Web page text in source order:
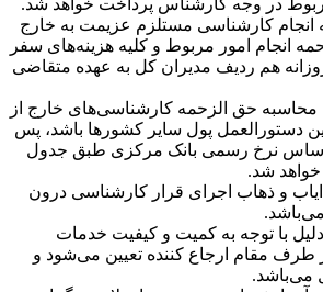
که انجام کارشناسی مستلزم عزیمت به خارج
انجام امور مربوط و کلیه هزینه‌های سفر
هم ردیف مدیران کل به عهده متقاضی
مبنای محاسبه حق الزحمه کارشناسی‌های خارج از
دستورالعمل پول سایر کشور‌ها باشد، پس
براساس نرخ رسمی بانک مرکزی طبق جدول
شد.
ایاب و ذهاب اجرای قرار کارشناسی درون
دلیل با توجه به کمیت و کیفیت خدمات
طرف مقام ارجاع کننده تعیین می‌شود و